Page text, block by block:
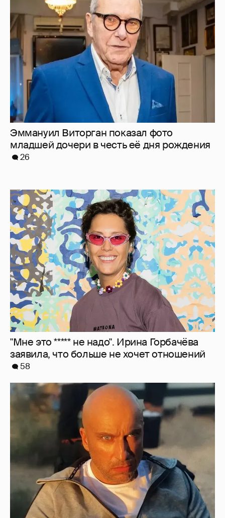
Эммануил Виторган показал фото
младшей дочери в честь её дня рождения
26
"Мне это ***** не надо". Ирина Горбачёва
заявила, что больше не хочет отношений
58